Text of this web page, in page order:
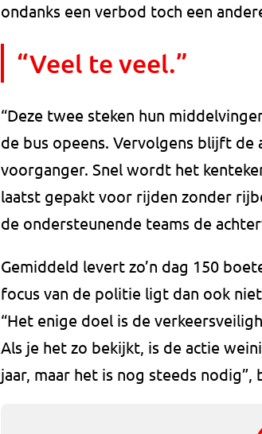
ondanks een verbod toch een
“Veel te veel.”
“Deze twee steken hun
de bus opeens. Vervolgens blijft de
voorganger. Snel wordt het
laatst gepakt voor rijden zonder
de ondersteunende teams de
Gemiddeld levert zo’n dag 150
focus van de politie ligt dan ook
“Het enige doel is de
Als je het zo bekijkt, is de actie
jaar, maar het is nog steeds nodig”,